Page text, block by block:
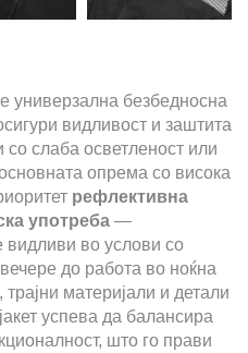
универзална безбедносна
видливост и заштита
слаба осветленост или
опрема со висока
рефлективна
употреба —
видливи во услови со
до работа во ноќна
материјали и детали
успева да балансира
што го прави